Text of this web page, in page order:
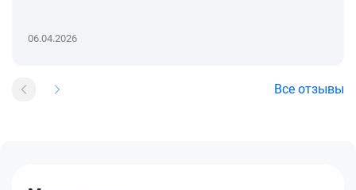
06.04.2026
Все отзывы